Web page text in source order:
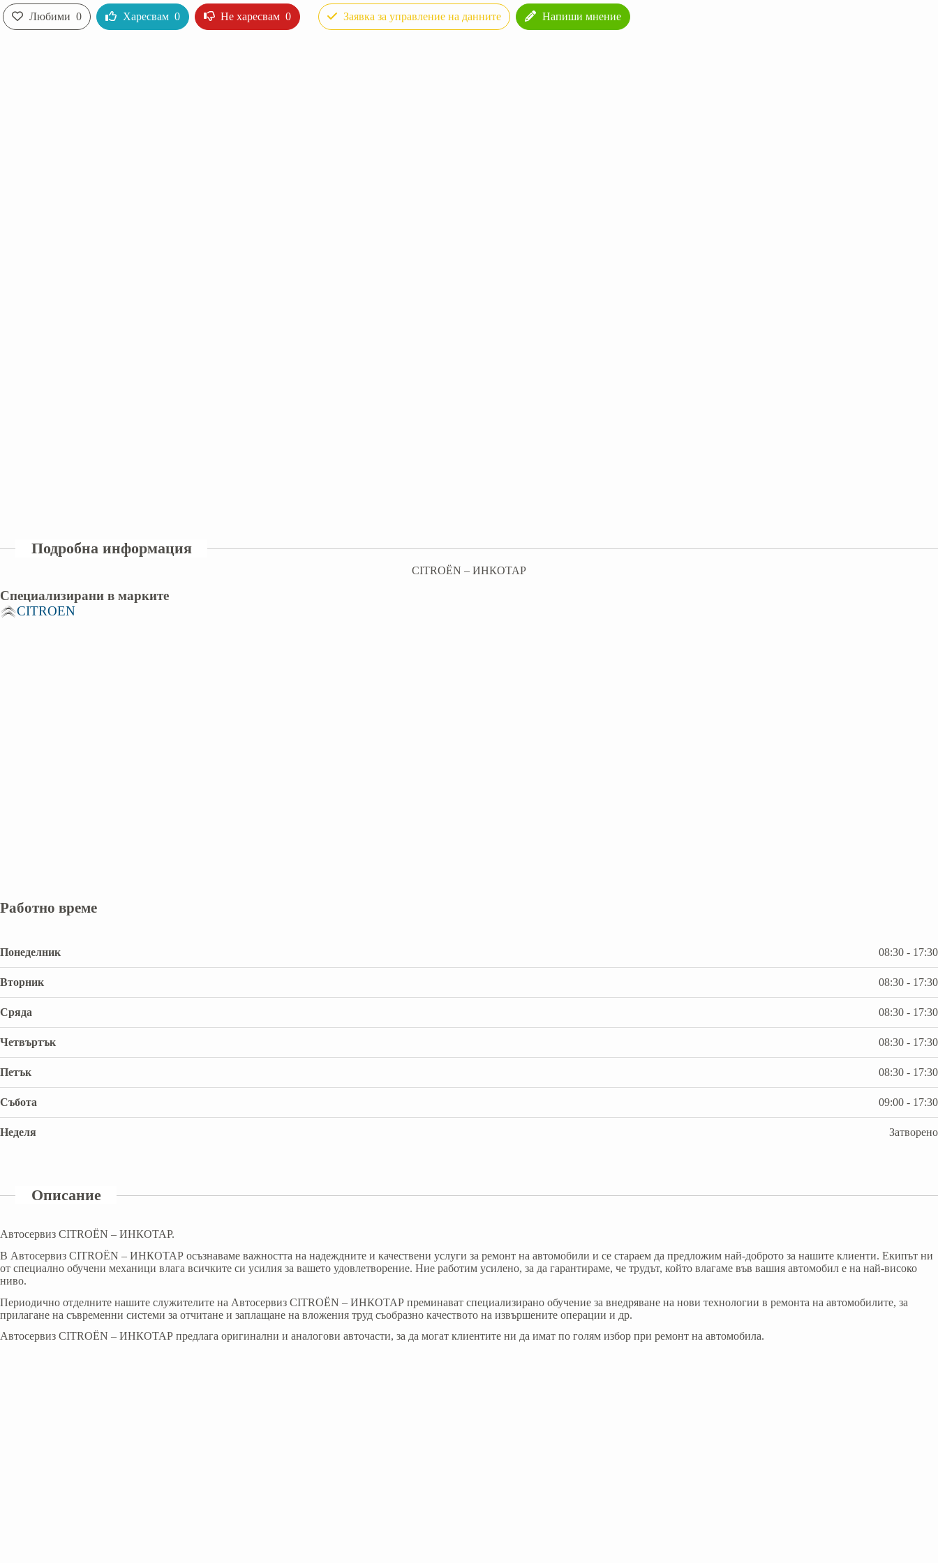
Любими 0 Харесвам 0 Не харесвам 0 Заявка за управление на данните Напиши мнение
Подробна информация
CITROËN – ИНКОТАР
Специализирани в марките
CITROEN
Работно време
Понеделник 08:30 - 17:30
Вторник 08:30 - 17:30
Сряда 08:30 - 17:30
Четвъртък 08:30 - 17:30
Петък 08:30 - 17:30
Събота 09:00 - 17:30
Неделя Затворено
Описание
Автосервиз CITROËN – ИНКОТАР.
В Aвтосервиз CITROËN – ИНКОТАР осъзнаваме важността на надеждните и качествени услуги за ремонт на автомобили и се стараем да предложим най-доброто за нашите клиенти. Екипът ни
от специално обучени механици влага всичките си усилия за вашето удовлетворение. Ние работим усилено, за да гарантираме, че трудът, който влагаме във вашия автомобил е на най-високо
ниво.
Периодично отделните нашите служителите на Автосервиз CITROËN – ИНКОТАР преминават специализирано обучение за внедряване на нови технологии в ремонта на автомобилите, за
прилагане на съвременни системи за отчитане и заплащане на вложения труд съобразно качеството на извършените операции и др.
Автосервиз CITROËN – ИНКОТАР предлага оригинални и аналогови авточасти, за да могат клиентите ни да имат по голям избор при ремонт на автомобила.